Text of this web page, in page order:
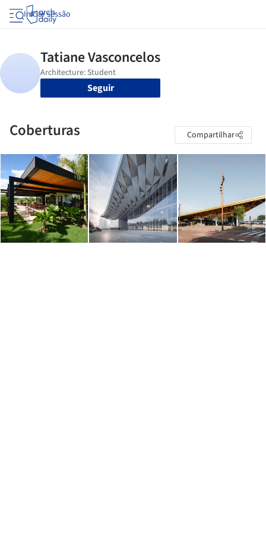
Iniciar sessão
Seguir
Coberturas Compartilhar